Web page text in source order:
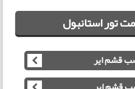
تور استانبول